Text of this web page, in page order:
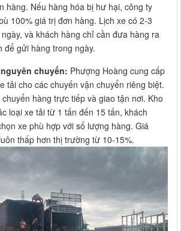
hàng. Nếu hàng hóa bị hư hại, công ty
100% giá trị đơn hàng. Lịch xe có 2-3
và khách hàng chỉ cần đưa hàng ra
để gửi hàng trong ngày.
chuyến: Phượng Hoàng cung cấp
tải cho các chuyến vận chuyển riêng biệt.
hàng trực tiếp và giao tận nơi. Kho
loại xe tải từ 1 tấn đến 15 tấn, khách
xe phù hợp với số lượng hàng. Giá
thấp hơn thị trường từ 10-15%.